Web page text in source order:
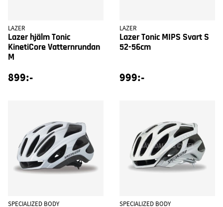
LAZER
Lazer hjälm Tonic
KinetiCore Vatternrundan
M
899:-
LAZER
Lazer Tonic MIPS Svart S
52-56cm
999:-
SPECIALIZED BODY SPECIALIZED BODY